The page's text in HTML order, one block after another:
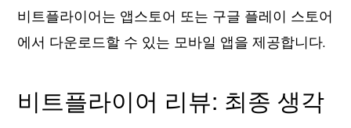
비트플라이어는 앱스토어 또는 구글 플레이 스토어
에서 다운로드할 수 있는 모바일 앱을 제공합니다.
비트플라이어 리뷰: 최종 생각